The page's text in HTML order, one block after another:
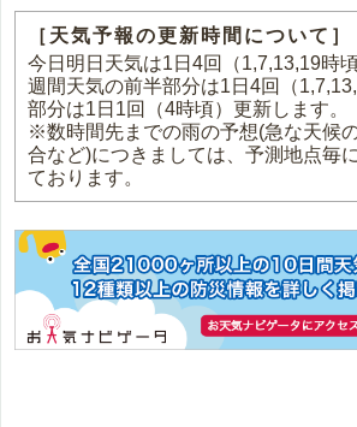
［天気予報の更新時間について］
今日明日天気は1日4回（1,7,13,19時
週間天気の前半部分は1日4回（
部分は1日1回（4時頃）更新します。
※数時間先までの雨の予想(急な天候
合など)につきましては、予測地点毎
ております。